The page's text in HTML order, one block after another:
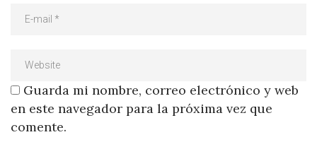
Guarda mi nombre, correo electrónico y web
en este navegador para la próxima vez que
comente.